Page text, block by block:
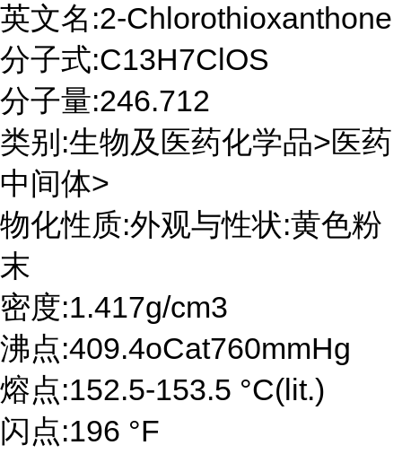
英文名:2-Chlorothioxanthone
分子式:C13H7ClOS
分子量:246.712
类别:生物及医药化学品>医药
中间体>
物化性质:外观与性状:黄色粉
末
密度:1.417g/cm3
沸点:409.4oCat760mmHg
熔点:152.5-153.5 °C(lit.)
闪点:196 °F